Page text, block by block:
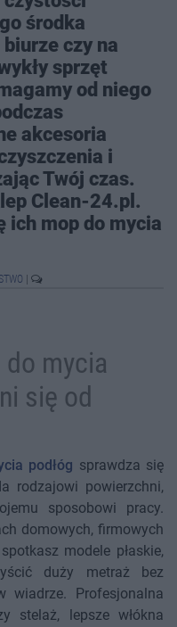
środka
czy na
sprzęt
od niego
akcesoria
i
Twój czas.
Clean-24.pl.
ich mop do mycia
mycia
się od
podłóg sprawdza się
rodzajowi powierzchni,
sposobowi pracy.
domowych, firmowych
modele płaskie,
duży metraż bez
wiadrze. Profesjonalna
stelaż, lepsze włókna